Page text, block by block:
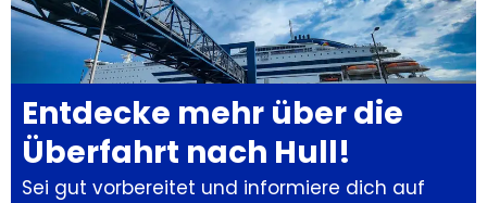
Entdecke mehr über die
Überfahrt nach Hull!
Sei gut vorbereitet und informiere dich auf